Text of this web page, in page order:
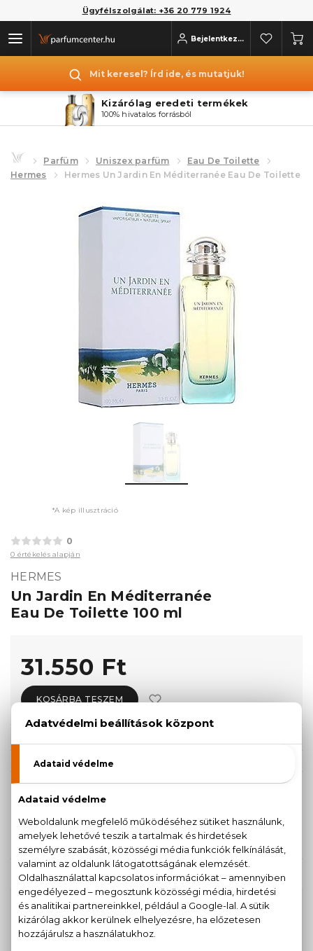
Ügyfélszolgálat: +36 20 779 1924
Bejelentkezés
Mit keresel? Írd ide, és mutatjuk!
Kizárólag eredeti termékek
100% hivatalos forrásból
Parfüm Uniszex parfüm
Eau De Toilette
Hermes
Hermes Un Jardin En Méditerranée Eau De Toilette
*A kép illusztráció
0
0 értékelés alapján
HERMES
Un Jardin En Méditerranée
Eau De Toilette 100 ml
31.550 Ft
KOSÁRBA TESZEM
Teszter 100 ml
KAPCSOLÓDÓ TERMÉKEK
100% eredeti termékek,14 napos visszaküldési
garanciával
Kérdésed van, elakadtál? Hívd ügyfélszolgálatunkat: